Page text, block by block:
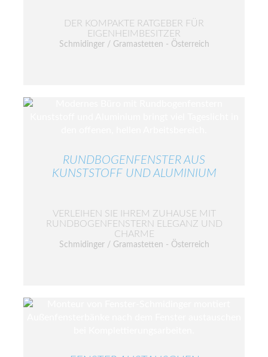
DER KOMPAKTE RATGEBER FÜR
EIGENHEIMBESITZER
Schmidinger / Gramastetten - Österreich
RUNDBOGENFENSTER AUS
KUNSTSTOFF UND ALUMINIUM
VERLEIHEN SIE IHREM ZUHAUSE MIT
RUNDBOGENFENSTERN ELEGANZ UND
CHARME
Schmidinger / Gramastetten - Österreich